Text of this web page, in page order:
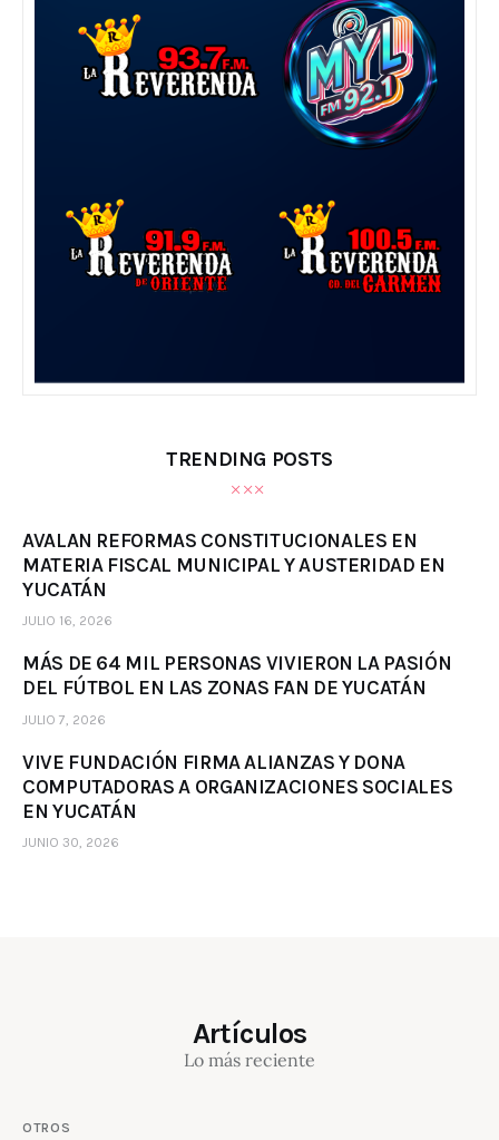
TRENDING POSTS
AVALAN REFORMAS CONSTITUCIONALES EN
MATERIA FISCAL MUNICIPAL Y AUSTERIDAD EN
YUCATÁN
JULIO 16, 2026
MÁS DE 64 MIL PERSONAS VIVIERON LA PASIÓN
DEL FÚTBOL EN LAS ZONAS FAN DE YUCATÁN
JULIO 7, 2026
VIVE FUNDACIÓN FIRMA ALIANZAS Y DONA
COMPUTADORAS A ORGANIZACIONES SOCIALES
EN YUCATÁN
JUNIO 30, 2026
Artículos
Lo más reciente
OTROS